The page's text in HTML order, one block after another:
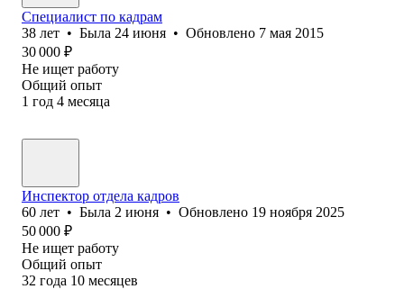
Специалист по кадрам
38 лет • Была 24 июня • Обновлено 7 мая 2015
30 000 ₽
Не ищет работу
Общий опыт
1 год 4 месяца
Инспектор отдела кадров
60 лет • Была 2 июня • Обновлено 19 ноября 2025
50 000 ₽
Не ищет работу
Общий опыт
32 года 10 месяцев